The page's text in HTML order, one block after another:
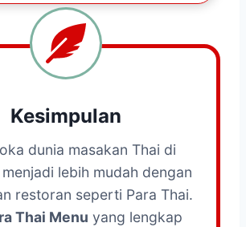
Kesimpulan
dunia masakan Thai di
lebih mudah dengan
restoran seperti Para Thai.
Thai Menu yang lengkap